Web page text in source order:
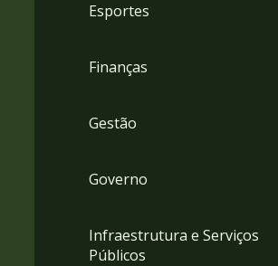
Esportes
Finanças
Gestão
Governo
Infraestrutura e Serviços
Públicos